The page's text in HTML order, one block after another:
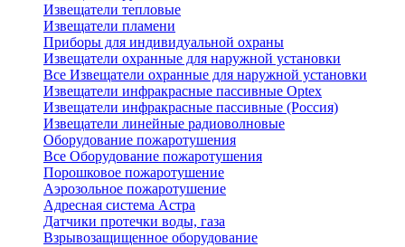
Извещатели тепловые
Извещатели пламени
Приборы для индивидуальной охраны
Извещатели охранные для наружной установки
Все Извещатели охранные для наружной установки
Извещатели инфракрасные пассивные Optex
Извещатели инфракрасные пассивные (Россия)
Извещатели линейные радиоволновые
Оборудование пожаротушения
Все Оборудование пожаротушения
Порошковое пожаротушение
Аэрозольное пожаротушение
Адресная система Астра
Датчики протечки воды, газа
Взрывозащищенное оборудование